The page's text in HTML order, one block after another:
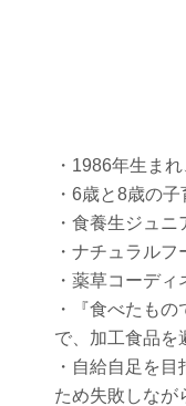
・1986年生ま
・6歳と8歳の子
・食養生ジュ
・ナチュラル
・薬草コーディ
・『食べたも
で、加工食品を
・自給自足を
ため失敗しなが